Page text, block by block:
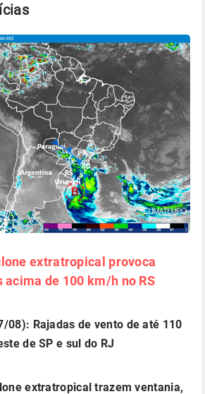
extratropical provoca
acima de 100 km/h no RS
08): Rajadas de vento de até 110
de SP e sul do RJ
extratropical trazem ventania,